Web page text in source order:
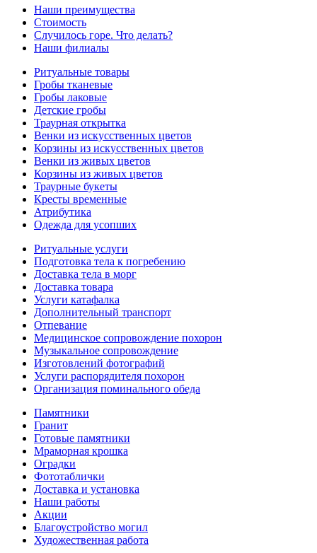
Наши преимущества
Стоимость
Случилось горе. Что делать?
Наши филиалы
Ритуальные товары
Гробы тканевые
Гробы лаковые
Детские гробы
Траурная открытка
Венки из искусственных цветов
Корзины из искусственных цветов
Венки из живых цветов
Корзины из живых цветов
Траурные букеты
Кресты временные
Атрибутика
Одежда для усопших
Ритуальные услуги
Подготовка тела к погребению
Доставка тела в морг
Доставка товара
Услуги катафалка
Дополнительный транспорт
Отпевание
Медицинское сопровождение похорон
Музыкальное сопровождение
Изготовлений фотографий
Услуги распорядителя похорон
Организация поминального обеда
Памятники
Гранит
Готовые памятники
Мраморная крошка
Оградки
Фототаблички
Доставка и установка
Наши работы
Акции
Благоустройство могил
Художественная работа